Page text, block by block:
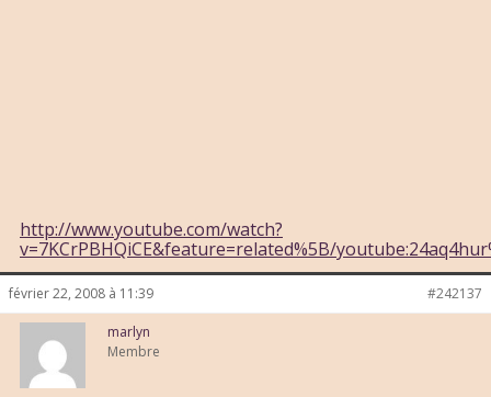
http://www.youtube.com/watch?
v=7KCrPBHQiCE&feature=related%5B/
février 22, 2008 à 11:39 #242137
marlyn
Membre